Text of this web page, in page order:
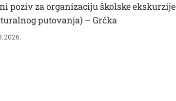
poziv za organizaciju školske ekskurzije
putovanja) – Grčka